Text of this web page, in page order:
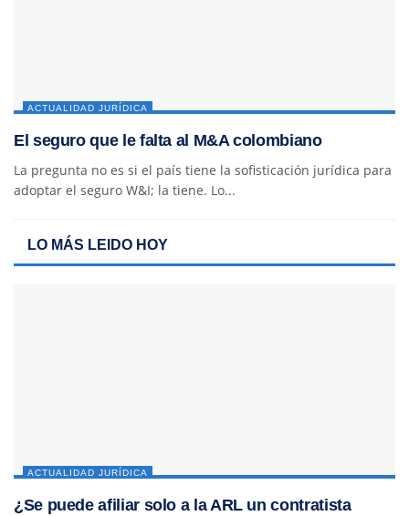
ACTUALIDAD JURÍDICA
El seguro que le falta al M&A colombiano
La pregunta no es si el país tiene la sofisticación jurídica para
adoptar el seguro W&I; la tiene. Lo...
LO MÁS LEIDO HOY
ACTUALIDAD JURÍDICA
¿Se puede afiliar solo a la ARL un contratista